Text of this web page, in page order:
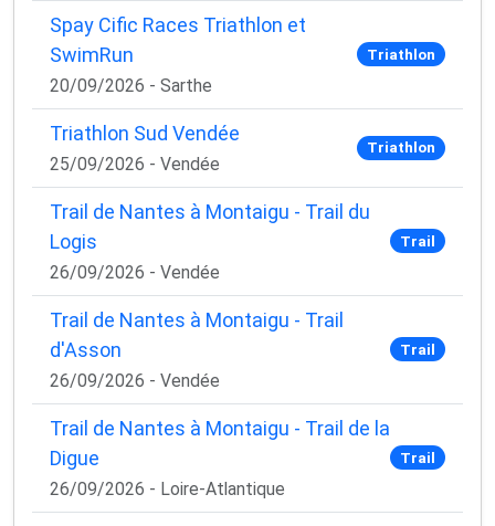
Spay Cific Races Triathlon et
SwimRun
20/09/2026 - Sarthe
Triathlon
Triathlon Sud Vendée
25/09/2026 - Vendée
Triathlon
Trail de Nantes à Montaigu - Trail du
Logis
26/09/2026 - Vendée
Trail
Trail de Nantes à Montaigu - Trail
d'Asson
26/09/2026 - Vendée
Trail
Trail de Nantes à Montaigu - Trail de la
Digue
26/09/2026 - Loire-Atlantique
Trail